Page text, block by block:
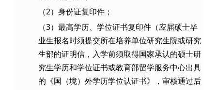
（2）身份证复印件；
（3）最高学历、学位证书复印件（应届硕士毕
业生报名时须提交所在培养单位研究生院或研究
生部的证明信，入学前须取得国家承认的硕士研
究生学历和学位证书或教育部留学服务中心出具
的《国（境）外学历学位认证书》，审核通过后